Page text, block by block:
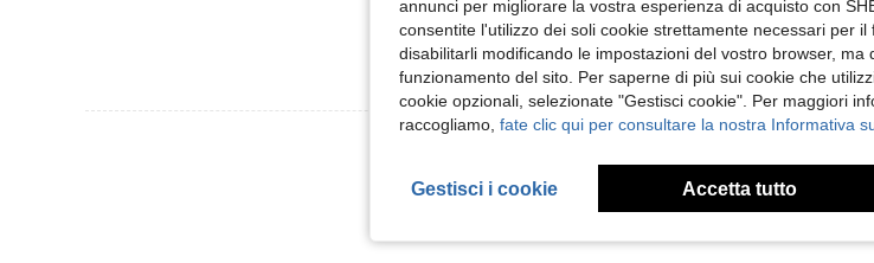
Visualizza Altre Recensioni
annunci per migliorare la vostra esperienza di acquisto con
consentite l'utilizzo dei soli cookie strettamente necessari per
disabilitarli modificando le impostazioni del vostro browser,
funzionamento del sito. Per saperne di più sui cookie che
cookie opzionali, selezionate "Gestisci cookie". Per maggiori
raccogliamo, fate clic qui per consultare la nostra Informativa
Gestisci i cookie Accetta tutto